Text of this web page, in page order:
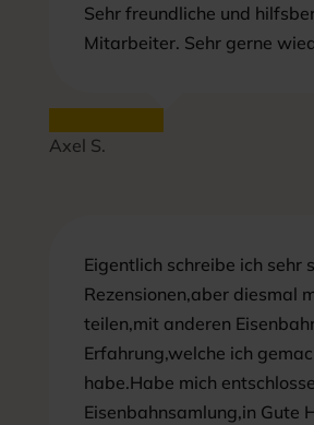
Sehr freundliche und
Mitarbeiter. Sehr gerne
Axel S.
Eigentlich schreibe ich sehr
Rezensionen,aber diesmal
teilen,mit anderen
Erfahrung,welche ich
habe.Habe mich
Eisenbahnsamlung,in Gute